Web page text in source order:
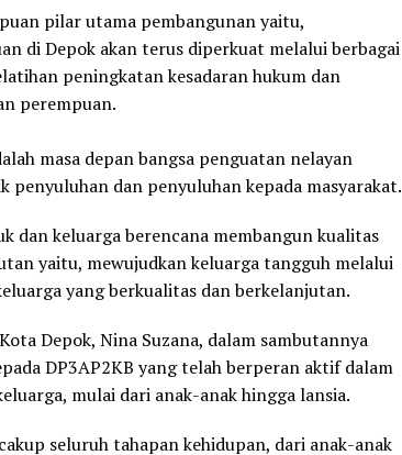
pilar utama pembangunan yaitu,
di Depok akan terus diperkuat melalui berbagai
peningkatan kesadaran hukum dan
perempuan.
masa depan bangsa penguatan nelayan
penyuluhan dan penyuluhan kepada masyarakat.
dan keluarga berencana membangun kualitas
yaitu, mewujudkan keluarga tangguh melalui
yang berkualitas dan berkelanjutan.
Depok, Nina Suzana, dalam sambutannya
DP3AP2KB yang telah berperan aktif dalam
mulai dari anak-anak hingga lansia.
seluruh tahapan kehidupan, dari anak-anak